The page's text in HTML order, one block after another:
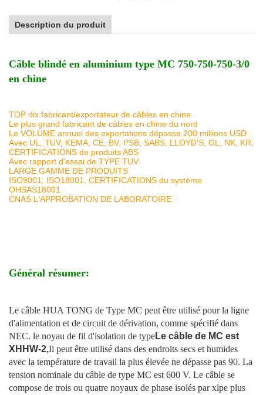
Description du produit
Câble blindé en aluminium type MC 750-750-750-3/0
en chine
TOP dix fabricant/exportateur de câbles en chine
Le plus grand fabricant de câbles en chine du nord
Le VOLUME annuel des exportations dépasse 200 millions USD
Avec UL, TUV, KEMA, CE, BV, PSB, SABS, LLOYD'S, GL, NK, KR,
CERTIFICATIONS de produits ABS
Avec rapport d'essai de TYPE TUV
LARGE GAMME DE PRODUITS
ISO9001, ISO18001, CERTIFICATIONS du système
OHSAS18001
CNAS L'APPROBATION DE LABORATOIRE
Général résumer:
Le câble HUA TONG de Type MC peut être utilisé pour la ligne
d'alimentation et de circuit de dérivation, comme spécifié dans
NEC. le noyau de fil d'isolation de typeLe câble de MC est
XHHW-2,Il peut être utilisé dans des endroits secs et humides
avec la température de travail la plus élevée ne dépasse pas 90. La
tension nominale du câble de type MC est 600 V. Le câble se
compose de trois ou quatre noyaux de phase isolés par xlpe plus